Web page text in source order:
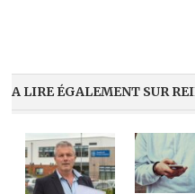
A LIRE ÉGALEMENT SUR